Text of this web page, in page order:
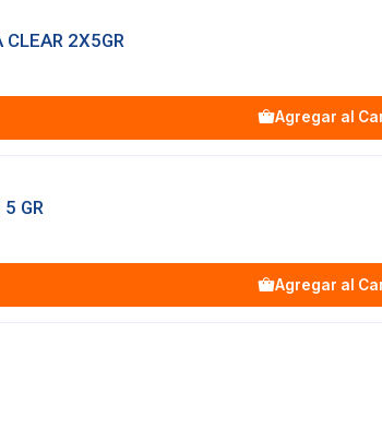
CLEAR 2X5GR
Agregar al
GR
Agregar al